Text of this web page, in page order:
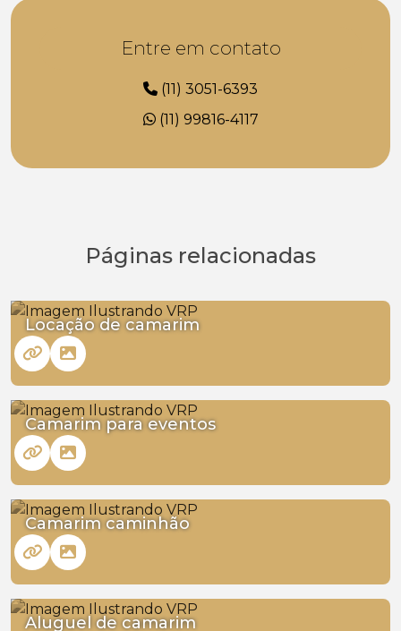
Entre em contato
(11) 3051-6393
(11) 99816-4117
Páginas relacionadas
Locação de camarim
Camarim para eventos
Camarim caminhão
Aluguel de camarim